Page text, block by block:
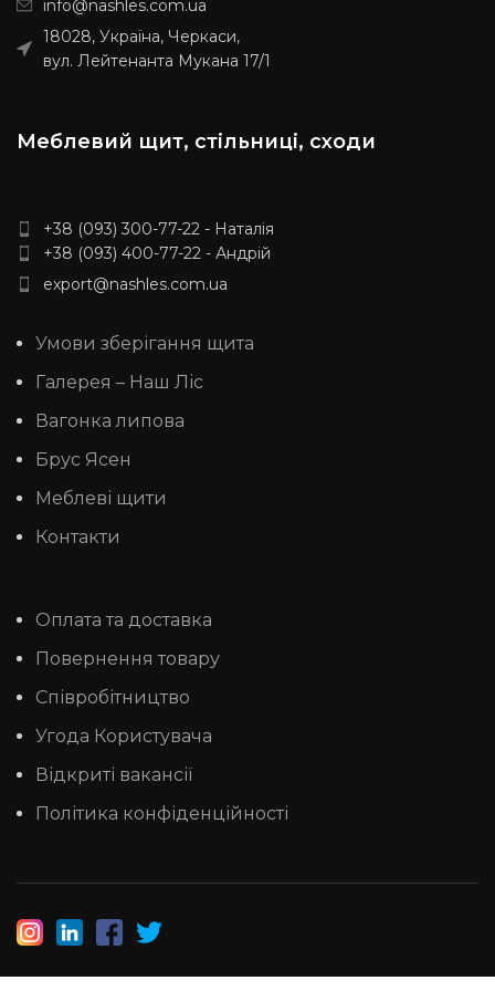
(вологостійкий)
знімемо фаску за 100 грн./
info@nashles.com.ua
18028, Україна, Черкаси,
вул. Лейтенанта Мукана 17/1
Меблевий щит, стільниці, сходи
+38 (093) 300-77-22 - Наталія
+38 (093) 400-77-22 - Андрій
export@nashles.com.ua
Умови зберігання щита
Галерея – Наш Ліс
Вагонка липова
Брус Ясен
Меблеві щити
Контакти
Оплата та доставка
Повернення товару
Співробітництво
Угода Користувача
Відкриті вакансії
Політика конфіденційності